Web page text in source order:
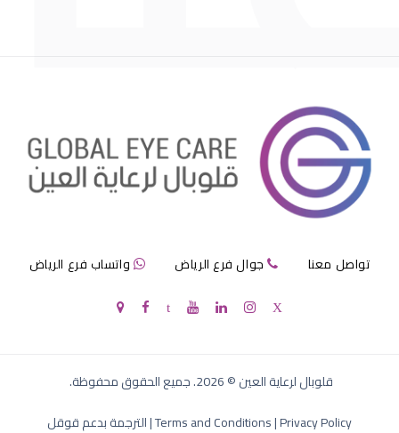
مرض الماء الازرق بالعين
تواصل معنا جوال فرع الرياض واتساب فرع الرياض
قلوبال لرعاية العين©
2026. جميع الحقوق محفوظة.
Terms and Conditions|Privacy Policy
|الترجمة بدعم قوقل